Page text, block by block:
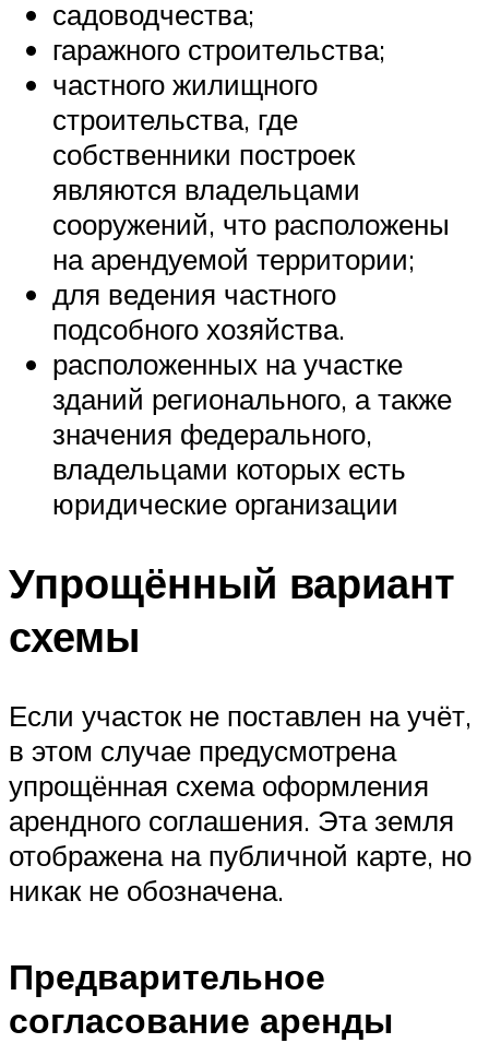
садоводчества;
гаражного строительства;
частного жилищного
строительства, где
собственники построек
являются владельцами
сооружений, что расположены
на арендуемой территории;
для ведения частного
подсобного хозяйства.
расположенных на участке
зданий регионального, а также
значения федерального,
владельцами которых есть
юридические организации
Упрощённый вариант
схемы
Если участок не поставлен на учёт,
в этом случае предусмотрена
упрощённая схема оформления
арендного соглашения. Эта земля
отображена на публичной карте, но
никак не обозначена.
Предварительное
согласование аренды